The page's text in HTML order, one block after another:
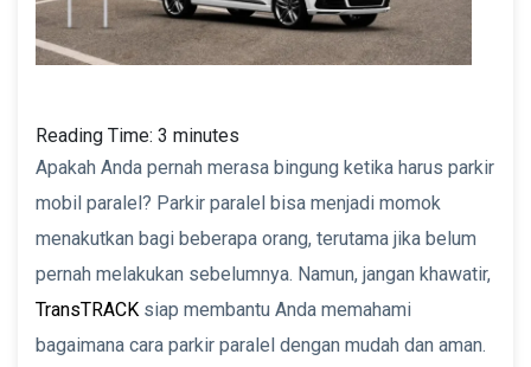
Reading Time: 3 minutes
Apakah Anda pernah merasa bingung ketika harus parkir
mobil paralel? Parkir paralel bisa menjadi momok
menakutkan bagi beberapa orang, terutama jika belum
pernah melakukan sebelumnya. Namun, jangan khawatir,
TransTRACK siap membantu Anda memahami
bagaimana cara parkir paralel dengan mudah dan aman.